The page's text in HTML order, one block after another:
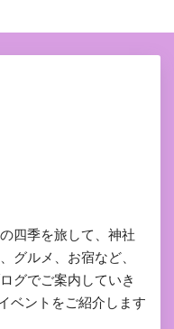
四季を旅して、神社
グルメ、お宿など、
グでご案内していき
ベントをご紹介します